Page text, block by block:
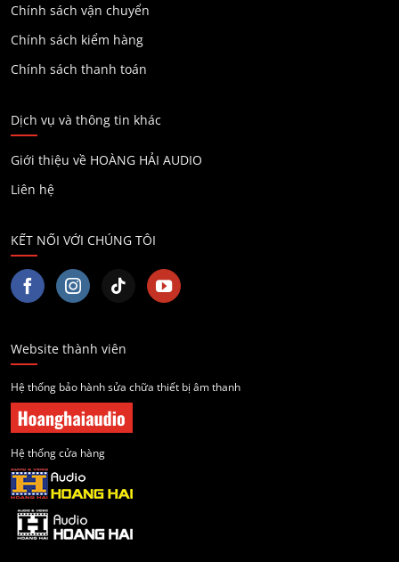
Chính sách vận chuyển
Chính sách kiểm hàng
Chính sách thanh toán
Dịch vụ và thông tin khác
Giới thiệu về HOÀNG HẢI AUDIO
Liên hệ
KẾT NỐI VỚI CHÚNG TÔI
Website thành viên
Hệ thống bảo hành sửa chữa thiết bị âm thanh
Hệ thống cửa hàng